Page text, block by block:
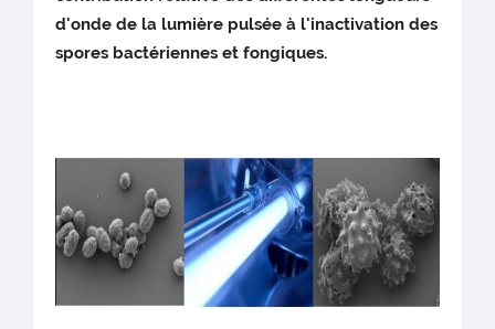
d'onde de la lumière pulsée à l'inactivation des
spores bactériennes et fongiques.